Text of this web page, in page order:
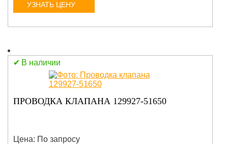
УЗНАТЬ ЦЕНУ
В наличии
ПРОВОДКА КЛАПАНА 129927-51650
Цена: По запросу